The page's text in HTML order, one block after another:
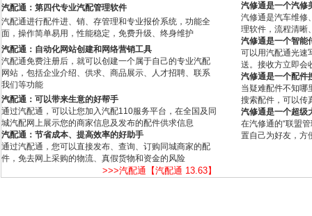
汽配通：第四代专业汽配管理软件
汽配通进行配件进、销、存管理和专业报价系统，功能全
面，操作简单易用，性能稳定，免费升级、终身维护
汽配通：自动化网站创建和网络营销工具
汽配通免费注册后，就可以创建一个属于自己的专业汽配
网站，包括企业介绍、供求、商品展示、人才招聘、联系
我们等功能
汽配通：可以带来生意的好帮手
通过汽配通，可以让您加入汽配110服务平台，在全国及同
城汽配网上展示您的商家信息及发布的配件供求信息
汽配通：节省成本、提高效率的好助手
通过汽配通，您可以直接发布、查询、订购同城商家的配
件，免去网上采购的物流、真假货物和资金的风险
>>>汽配通【汽配通 13.63】
汽修通是一个汽修
汽修通是汽车维修
理软件，流程清晰
汽修通是一个智能
可以用汽配通光速
送。接收方立即会
汽修通是一个配件
当疑难配件不知哪
搜索配件，可以传
汽修通是一个超级
在汽修通的“联盟
置自己为好友，方